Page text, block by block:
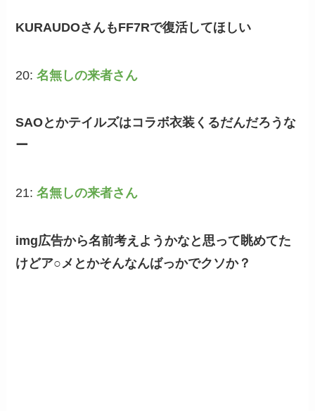
KURAUDOさんもFF7Rで復活してほしい
20:名無しの来者さん
SAOとかテイルズはコラボ衣装くるだんだろうな
ー
21:名無しの来者さん
img広告から名前考えようかなと思って眺めてた
けどア○メとかそんなんばっかでクソか？